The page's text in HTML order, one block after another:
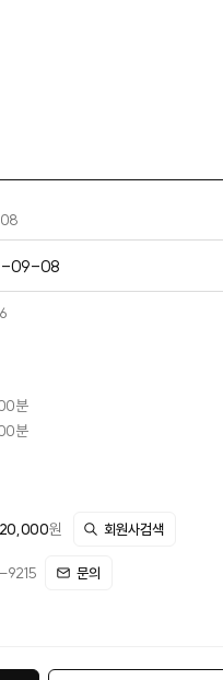
09-08
19
07
08
05
16
분
분
원 회원사검색
9215 문의